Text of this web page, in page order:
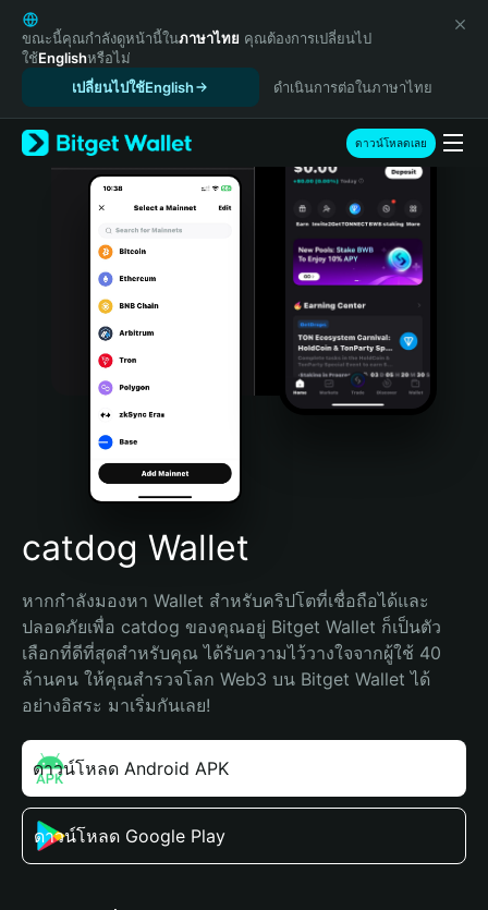
English
日本語
Tiếng Việt
Español (Latinoamérica)
Türkçe
Italiano
Português (Portugal)
Bahasa Indonesia
Português (Brasil)
Español (Argentina)
ขณะนี้คุณกำลังดูหน้านี้ในภาษาไทย คุณต้องการเปลี่ยนไป
ใช้Englishหรือไม่
เปลี่ยนไปใช้English
ดำเนินการต่อในภาษาไทย
ดาวน์โหลดเลย
catdog Wallet
หากกำลังมองหา Wallet สำหรับคริปโตที่เชื่อถือได้และ
ปลอดภัยเพื่อ catdog ของคุณอยู่ Bitget Wallet ก็เป็นตัว
เลือกที่ดีที่สุดสำหรับคุณ ได้รับความไว้วางใจจากผู้ใช้ 40
ล้านคน ให้คุณสำรวจโลก Web3 บน Bitget Wallet ได้
อย่างอิสระ มาเริ่มกันเลย!
ดาวน์โหลด Android APK
ดาวน์โหลด Google Play